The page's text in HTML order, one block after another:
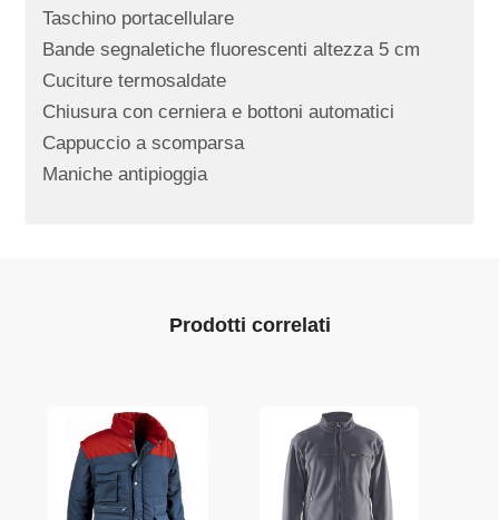
Taschino portacellulare
Bande segnaletiche fluorescenti altezza 5 cm
Cuciture termosaldate
Chiusura con cerniera e bottoni automatici
Cappuccio a scomparsa
Maniche antipioggia
Prodotti correlati